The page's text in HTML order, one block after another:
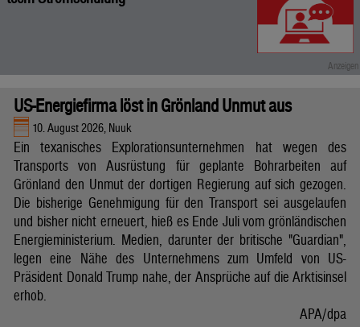
US-Energiefirma löst in Grönland Unmut aus
10. August 2026, Nuuk
Ein texanisches Explorationsunternehmen hat wegen des
Transports von Ausrüstung für geplante Bohrarbeiten auf
Grönland den Unmut der dortigen Regierung auf sich gezogen.
Die bisherige Genehmigung für den Transport sei ausgelaufen
und bisher nicht erneuert, hieß es Ende Juli vom grönländischen
Energieministerium. Medien, darunter der britische "Guardian",
legen eine Nähe des Unternehmens zum Umfeld von US-
Präsident Donald Trump nahe, der Ansprüche auf die Arktisinsel
erhob.
APA/dpa